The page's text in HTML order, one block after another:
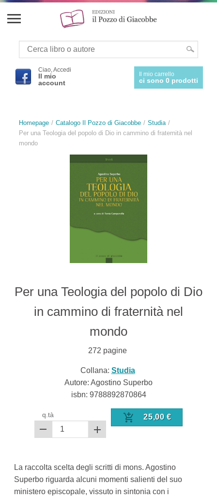
Ciao, Accedi
Il mio
account
Il mio carrello
ci sono 0 prodotti
Homepage Catalogo Il Pozzo di Giacobbe
Studia
Per una Teologia del popolo di Dio in cammino di fraternità nel
mondo
Per una Teologia del popolo di Dio
in cammino di fraternità nel
mondo
272 pagine
Collana: Studia
Autore: Agostino Superbo
isbn: 9788892870864
q.tà 25,00 €
La raccolta scelta degli scritti di mons. Agostino
Superbo riguarda alcuni momenti salienti del suo
ministero episcopale, vissuto in sintonia con i